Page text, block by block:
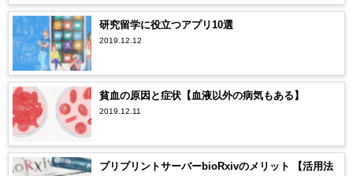
研究留学に役立つアプリ10選
2019.12.12
貧血の原因と症状【血液以外の病気もある】
2019.12.11
プリプリントサーバーbioRxivのメリット 【活用法